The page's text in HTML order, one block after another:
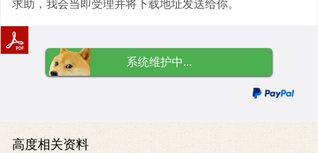
求助，我会当即受理并将下载地址发送给你。
系统维护中...
高度相关资料